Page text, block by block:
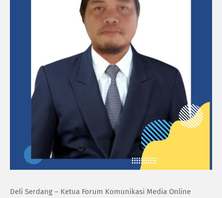
Deli Serdang – Ketua Forum Komunikasi Media Online